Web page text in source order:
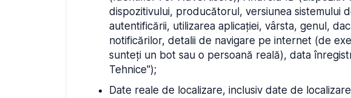
dispozitivului, producătorul, versiunea sistemului
autentificării, utilizarea aplicației, vârsta, genul,
notificărilor, detalii de navigare pe internet (de
sunteți un bot sau o persoană reală), data
Tehnice");
Date reale de localizare, inclusiv date de